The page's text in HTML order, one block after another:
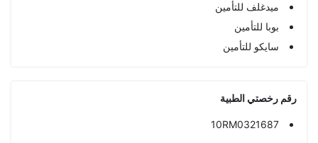
ميدغلف للتأمين
بوبا للتأمين
سايكو للتأمين
رقم رخصتي الطبية
10RM0321687